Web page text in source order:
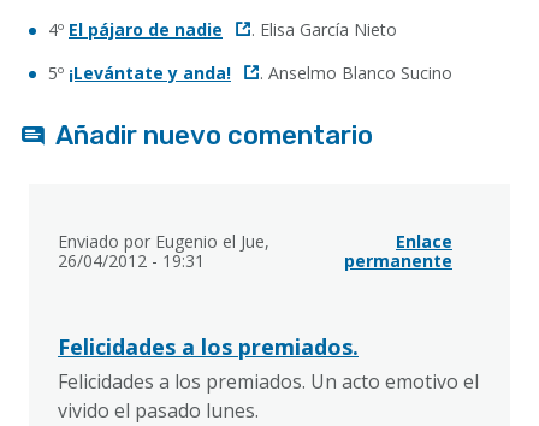
4º El pájaro de nadie
. Elisa García Nieto
5º ¡Levántate y anda! . Anselmo Blanco Sucino
Añadir nuevo comentario
Enviado por Eugenio el Jue,
26/04/2012 - 19:31
Enlace
permanente
Felicidades a los premiados.
Felicidades a los premiados. Un acto emotivo el
vivido el pasado lunes.